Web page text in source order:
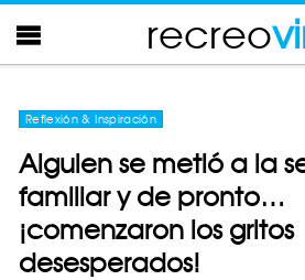
recreo
Reflexión & Inspiración
Alguien se metió a la
familiar y de pronto…
¡comenzaron los gritos
desesperados!